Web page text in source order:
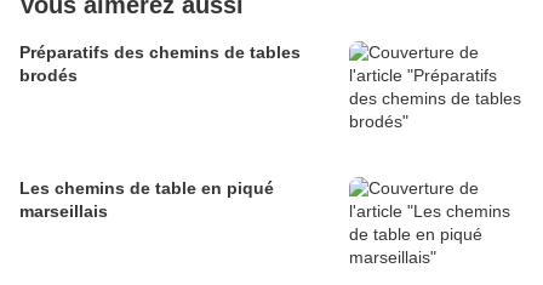
Préparatifs des chemins de tables
brodés
Les chemins de table en piqué
marseillais